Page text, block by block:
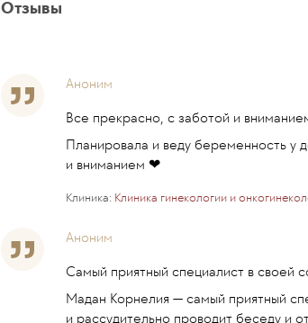
Отзывы
Аноним
Все прекрасно, с заботой и
Планировала и веду беременность у
и вниманием ❤
Клиника: Клиника гинекологии и
Аноним
Самый приятный специалист в своей
Мадан Корнелия — самый приятный
и рассудительно проводит беседу и